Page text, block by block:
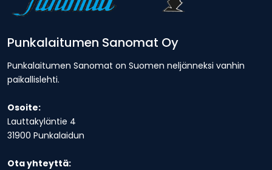
Punkalaitumen Sanomat Oy
Punkalaitumen Sanomat on Suomen neljänneksi vanhin
paikallislehti.
Osoite:
Lauttakyläntie 4
31900 Punkalaidun
Ota yhteyttä: